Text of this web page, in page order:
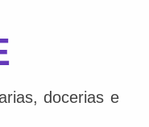
docerias e